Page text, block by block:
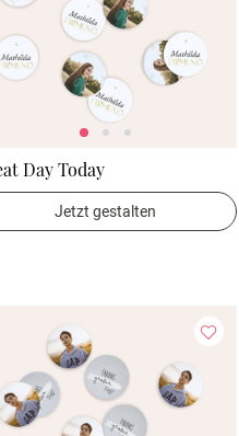
Day Today
Jetzt gestalten